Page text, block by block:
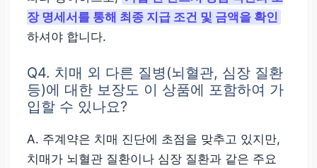
장 명세서를 통해 최종 지급 조건 및 금액을 확인
하셔야 합니다.
Q4. 치매 외 다른 질병(뇌혈관, 심장 질환
등)에 대한 보장도 이 상품에 포함하여 가
입할 수 있나요?
A. 주계약은 치매 진단에 초점을 맞추고 있지만,
치매가 뇌혈관 질환이나 심장 질환과 같은 주요